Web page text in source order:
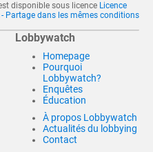
disponible sous licence Licence
Partage dans les mêmes conditions
Lobbywatch
Homepage
Pourquoi
Lobbywatch?
Enquêtes
Éducation
À propos Lobbywatch
Actualités du lobbying
Contact